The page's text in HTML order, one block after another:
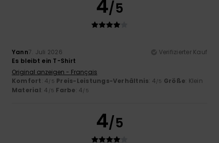
4/5
Yann7. Juli 2026
Verifizierter Kauf
Es bleibt ein T-Shirt
Original anzeigen - Français
Komfort: 4/5 Preis-Leistungs-Verhältnis: 4/5 Größe: Klein
Material: 4 /5 Farbe: 4/5
4/5